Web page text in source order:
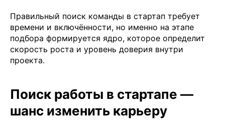
Правильный поиск команды в стартап требует
времени и включённости, но именно на этапе
подбора формируется ядро, которое определит
скорость роста и уровень доверия внутри
проекта.
Поиск работы в стартапе —
шанс изменить карьеру